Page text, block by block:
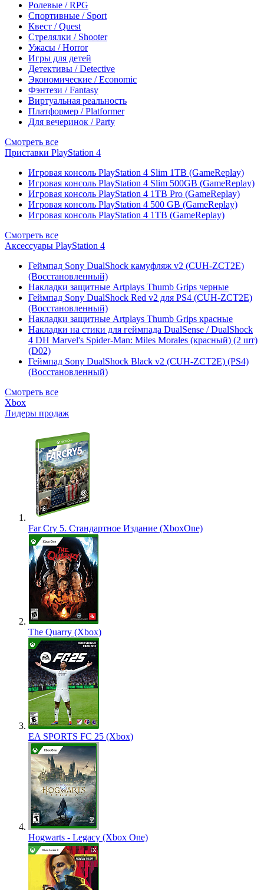
Ролевые / RPG
Спортивные / Sport
Квест / Quest
Стрелялки / Shooter
Ужасы / Horror
Игры для детей
Детективы / Detective
Экономические / Economic
Фэнтези / Fantasy
Виртуальная реальность
Платформер / Platformer
Для вечеринок / Party
Смотреть все
Приставки PlayStation 4
Игровая консоль PlayStation 4 Slim 1TB (GameReplay)
Игровая консоль PlayStation 4 Slim 500GB (GameReplay)
Игровая консоль PlayStation 4 1TB Pro (GameReplay)
Игровая консоль PlayStation 4 500 GB (GameReplay)
Игровая консоль PlayStation 4 1TB (GameReplay)
Смотреть все
Аксессуары PlayStation 4
Геймпад Sony DualShock камуфляж v2 (CUH-ZCT2E)
(Восстановленный)
Накладки защитные Artplays Thumb Grips черные
Геймпад Sony DualShock Red v2 для PS4 (CUH-ZCT2E)
(Восстановленный)
Накладки защитные Artplays Thumb Grips красные
Накладки на стики для геймпада DualSense / DualShock
4 DH Marvel's Spider-Man: Miles Morales (красный) (2 шт)
(D02)
Геймпад Sony DualShock Black v2 (CUH-ZCT2E) (PS4)
(Восстановленный)
Смотреть все
Xbox
Лидеры продаж
Far Cry 5. Стандартное Издание (XboxOne)
The Quarry (Xbox)
EA SPORTS FC 25 (Xbox)
Hogwarts - Legacy (Xbox One)